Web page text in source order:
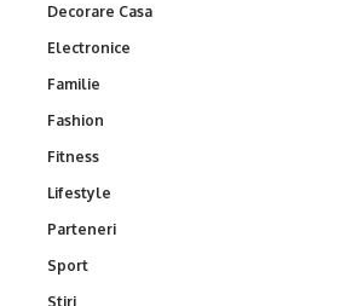
Decorare Casa
Electronice
Familie
Fashion
Fitness
Lifestyle
Parteneri
Sport
Stiri